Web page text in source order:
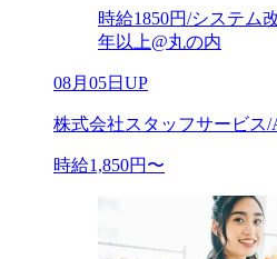
時給1850円/システム
年以上@丸の内
08月05日UP
株式会社スタッフサービス/
時給1,850円〜